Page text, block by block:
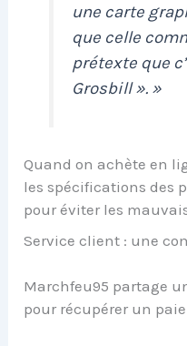
une carte
que celle
prétexte que
Grosbill ». »
Quand on achète en
les spécifications des
pour éviter les
Service client : une
Marchfeu95 partage
pour récupérer un